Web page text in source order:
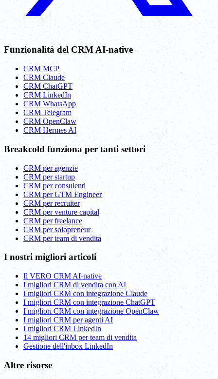
Funzionalità del CRM AI-native
CRM MCP
CRM Claude
CRM ChatGPT
CRM LinkedIn
CRM WhatsApp
CRM Telegram
CRM OpenClaw
CRM Hermes AI
Breakcold funziona per tanti settori
CRM per agenzie
CRM per startup
CRM per consulenti
CRM per GTM Engineer
CRM per recruiter
CRM per venture capital
CRM per freelance
CRM per solopreneur
CRM per team di vendita
I nostri migliori articoli
Il VERO CRM AI-native
I migliori CRM di vendita con AI
I migliori CRM con integrazione Claude
I migliori CRM con integrazione ChatGPT
I migliori CRM con integrazione OpenClaw
I migliori CRM per agenti AI
I migliori CRM LinkedIn
14 migliori CRM per team di vendita
Gestione dell'inbox LinkedIn
Altre risorse